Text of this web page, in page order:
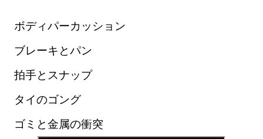
ボディパーカッション
ブレーキとパン
拍手とスナップ
タイのゴング
ゴミと金属の衝突